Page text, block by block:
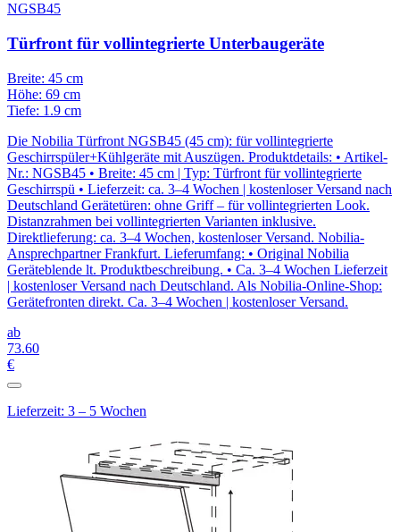
NGSB45
Türfront für vollintegrierte Unterbaugeräte
Breite: 45 cm
Höhe: 69 cm
Tiefe: 1.9 cm
Die Nobilia Türfront NGSB45 (45 cm): für vollintegrierte
Geschirrspüler+Kühlgeräte mit Auszügen. Produktdetails: • Artikel-
Nr.: NGSB45 • Breite: 45 cm | Typ: Türfront für vollintegrierte
Geschirrspü • Lieferzeit: ca. 3–4 Wochen | kostenloser Versand nach
Deutschland Gerätetüren: ohne Griff – für vollintegrierten Look.
Distanzrahmen bei vollintegrierten Varianten inklusive.
Direktlieferung: ca. 3–4 Wochen, kostenloser Versand. Nobilia-
Ansprechpartner Frankfurt. Lieferumfang: • Original Nobilia
Geräteblende lt. Produktbeschreibung. • Ca. 3–4 Wochen Lieferzeit
| kostenloser Versand nach Deutschland. Als Nobilia-Online-Shop:
Gerätefronten direkt. Ca. 3–4 Wochen | kostenloser Versand.
ab
73.60
€
Lieferzeit: 3 – 5 Wochen